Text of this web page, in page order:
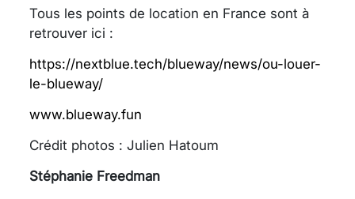
Tous les points de location en France sont à
retrouver ici :
https://nextblue.tech/blueway/news/ou-louer-
le-blueway/
www.blueway.fun
Crédit photos : Julien Hatoum
Stéphanie Freedman